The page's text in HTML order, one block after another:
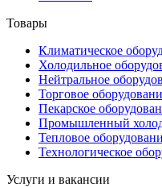
Товары
Климатическое
Холодильное
Нейтральное
Торговое
Пекарское
Промышленный
Тепловое
Технологическое
Услуги и вакансии